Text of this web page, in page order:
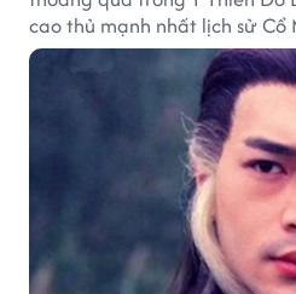
cao thủ mạnh nhất lịch sử Cổ